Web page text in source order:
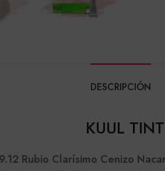
DESCRIPCIÓN
KUUL
Rubio Clarísimo Cenizo